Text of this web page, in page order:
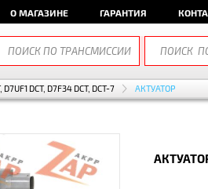
О МАГАЗИНЕ ГАРАНТИЯ
D7UF1 DCT, D7F34 DCT, DCT-7 АКТУАТОР